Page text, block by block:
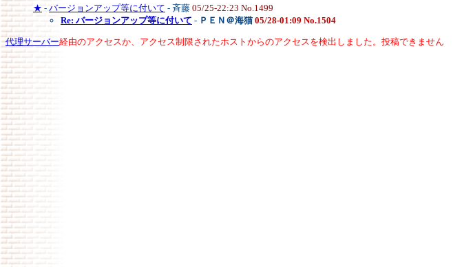
★ - バージョンアップ等に付いて - 斉藤 05/25-22:23 No.1499
Re: バージョンアップ等に付いて - ＰＥＮ＠海猫 05/28-01:09 No.1504
代理サーバー経由のアクセスか、アクセス制限されたホストからのアクセスを検出しました。投稿できません